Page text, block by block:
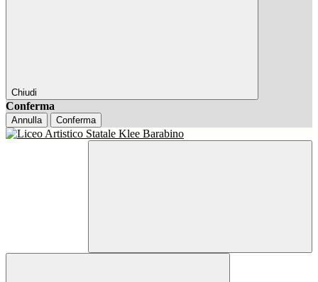
Chiudi
Conferma
Annulla Conferma